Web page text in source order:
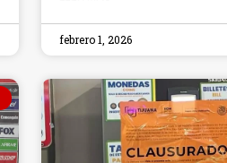
febrero 1, 2026